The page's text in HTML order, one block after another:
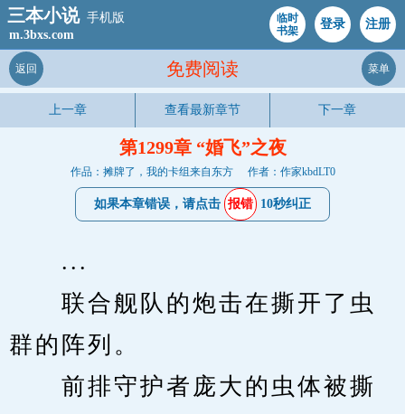
三本小说 手机版
m.3bxs.com
临时
书架
登录 注册
免费阅读
返回 菜单
上一章 查看最新章节 下一章
第1299章 “婚飞”之夜
作品：摊牌了，我的卡组来自东方 作者：作家kbdLT0
如果本章错误，请点击 报错 10秒纠正
...
联合舰队的炮击在撕开了虫
群的阵列。
前排守护者庞大的虫体被撕